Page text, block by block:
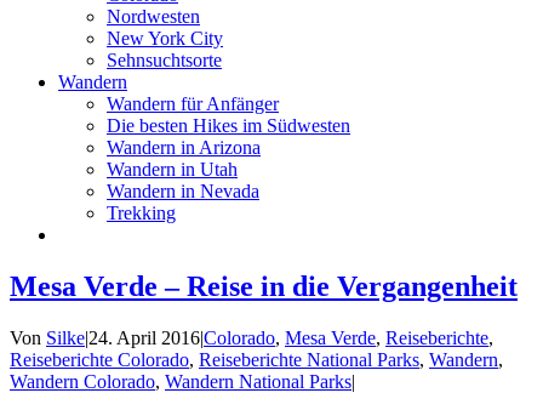
Nordwesten
New York City
Sehnsuchtsorte
Wandern
Wandern für Anfänger
Die besten Hikes im Südwesten
Wandern in Arizona
Wandern in Utah
Wandern in Nevada
Trekking
Mesa Verde – Reise in die Vergangenheit
Von Silke|24. April 2016|Colorado, Mesa Verde, Reiseberichte,
Reiseberichte Colorado, Reiseberichte National Parks, Wandern,
Wandern Colorado, Wandern National Parks|